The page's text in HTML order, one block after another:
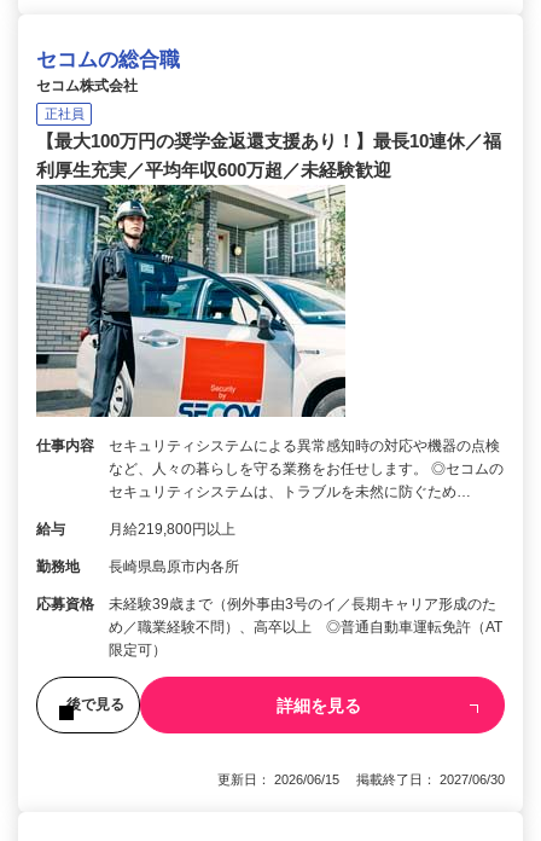
セコムの総合職
セコム株式会社
正社員
【最大100万円の奨学金返還支援あり！】最長10連休／福
利厚生充実／平均年収600万超／未経験歓迎
仕事内容
セキュリティシステムによる異常感知時の対応や機器の点検
など、人々の暮らしを守る業務をお任せします。 ◎セコムの
セキュリティシステムは、トラブルを未然に防ぐため…
給与 月給219,800円以上
勤務地 長崎県島原市内各所
応募資格
未経験39歳まで（例外事由3号のイ／長期キャリア形成のた
め／職業経験不問）、高卒以上 ◎普通自動車運転免許（AT
限定可）
後で見る 詳細を見る
更新日： 2026/06/15 掲載終了日： 2027/06/30